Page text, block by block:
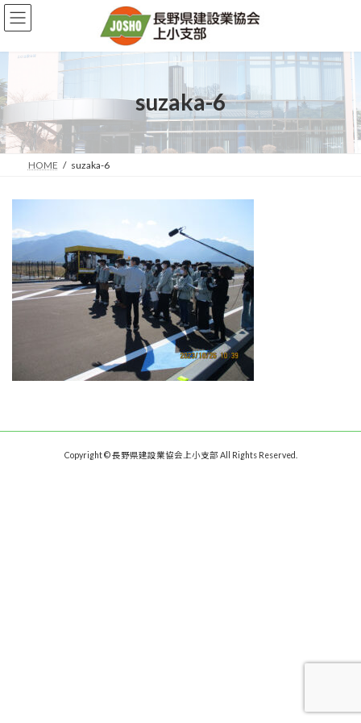
コ
ン
ン
へ
ス
キ
ッ
プ
ナ
ビ
ー
ョ
ン
に
移
動
suzaka-6
HOME suzaka-6
Copyright © 長野県建設業協会上小支部 All Rights Reserved.